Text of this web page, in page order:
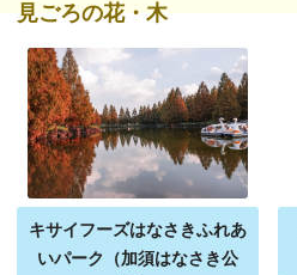
見ごろの花・木
キサイフーズはなさきふれあ
いパーク（加須はなさき公